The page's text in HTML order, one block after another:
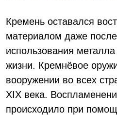
Кремень оставался
материалом даже
использования
жизни. Кремнёвое
вооружении во всех
XIX века.
происходило при